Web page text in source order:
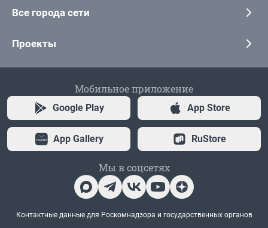
Все города сети
Проекты
Мобильное приложение
Google Play App Store
App Gallery RuStore
Мы в соцсетях
Контактные данные для Роскомнадзора и государственных органов